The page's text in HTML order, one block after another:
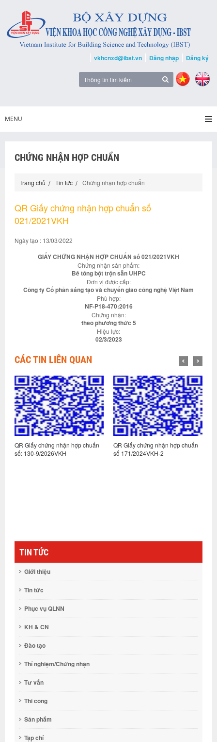
vkhcnxd@ibst.vn Đăng nhập Đăng ký
MENU
CHỨNG NHẬN HỢP CHUẨN
Trang chủ Tin tức Chứng nhận hợp chuẩn
QR Giấy chứng nhận hợp chuẩn số
021/2021VKH
Ngày tạo : 13/03/2022
GIẤY CHỨNG NHẬN HỢP CHUẨN số 021/2021VKH
Chứng nhận sản phẩm:
Bê tông bột trộn sẵn UHPC
Đơn vị được cấp:
Công ty Cổ phần sáng tạo và chuyển giao công nghệ Việt Nam
Phù hợp:
NF-P18-470:2016
Chứng nhận:
theo phương thức 5
Hiệu lực:
02/3/2023
CÁC TIN LIÊN QUAN
QR Giấy chứng nhận hợp chuẩn
số: 130-9/2026VKH
QR Giấy chứng nhận hợp chuẩn
số 171/2024VKH-2
TIN TỨC
Giới thiệu
Tin tức
Phục vụ QLNN
KH & CN
Đào tạo
Thí nghiệm/Chứng nhận
Tư vấn
Thi công
Sản phẩm
Tạp chí